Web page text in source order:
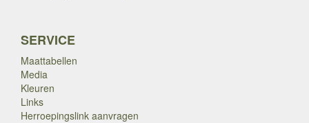
SERVICE
Maattabellen
Media
Kleuren
Links
Herroepingslink aanvragen